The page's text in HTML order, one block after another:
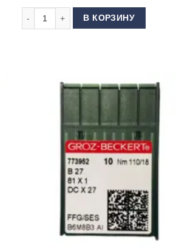
GROZ BECKERT DP5 90 FFG/SES
Количество товара Иглы для
В КОРЗИНУ